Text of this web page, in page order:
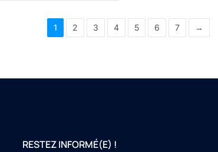
1 2 3 4 5 6 7 →
RESTEZ INFORMÉ(E) !